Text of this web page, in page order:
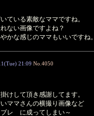
ている素敵なママですね。
ない画像ですよね？
かな感じのママもいいですね。
21:09 No.4050
けして頂き感謝してます。
ママさんの横撮り画像など
レ に成ってしまい～